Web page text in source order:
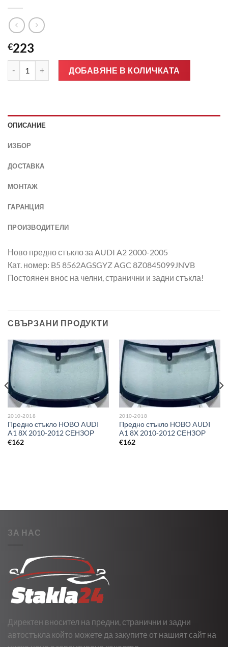
€223
количество за Ново предно стъкло за AUDI A2 2000-2005
ДОБАВЯНЕ В КОЛИЧКАТА
ОПИСАНИЕ
ИЗБОР
ДОСТАВКА
МОНТАЖ
ГАРАНЦИЯ
ПРОИЗВОДИТЕЛИ
Ново предно стъкло за AUDI A2 2000-2005
Кат. номер: B5 8562AGSGYZ AGC 8Z0845099JNVB
Постоянен внос на челни, странични и задни стъкла!
СВЪРЗАНИ ПРОДУКТИ
2010-2018
Предно стъкло НОВО AUDI
A1 8X 2010-2012 СЕНЗОР
€162
2010-2018
Предно стъкло НОВО AUDI
A1 8X 2010-2012 СЕНЗОР
€162
ЗА НАС
Директен вносител на предни, странични и задни
автостъкла който можете да закупите от нашият сайт на